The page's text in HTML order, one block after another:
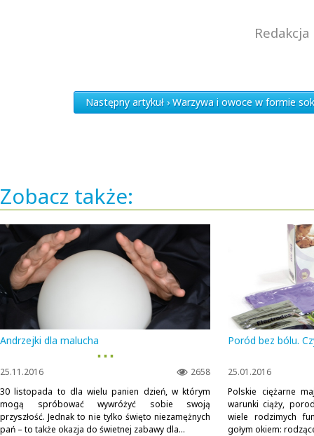
Następny artykuł › Warzywa i owoce w formie
Zobacz także:
Andrzejki dla malucha
▪ ▪ ▪
2658
25.11.2016
30 listopada to dla wielu panien dzień, w którym
mogą spróbować wywróżyć sobie swoją
przyszłość. Jednak to nie tylko święto niezamężnych
pań – to także okazja do świetnej zabawy dla...
Poród bez bólu.
25.01.2016
Polskie ciężarne
warunki ciąży,
wiele rodzimych
gołym okiem: